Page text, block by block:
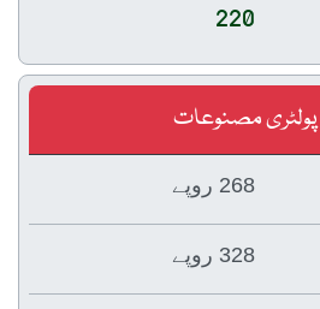
220
پولٹری مصنوعات
268 روپے
328 روپے